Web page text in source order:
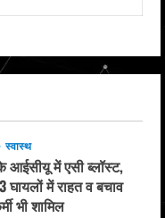
स्वास्थ
आईसीयू में एसी ब्लॉस्ट,
घायलों में राहत व बचाव
भी शामिल